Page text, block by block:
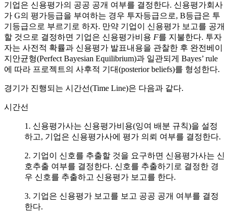
기업은 신용평가의 공공 공개 여부를 결정한다. 신용평가회사
가 G의 평가등급을 부여하는 경우 투자등급으로, B등급은 투
기등급으로 부르기로 하자. 만약 기업이 신용평가 보고를 공개
할 것으로 결정하면 기업은 신용평가비용 F를 지불한다. 투자
자는 사전적 확률과 신용평가 발표내용을 관찰한 후 완전베이
지안균형(Perfect Bayesian Equilibrium)과 일관되게 Bayes’ rule
에 따라 프로젝트의 사후적 기대(posterior beliefs)를 형성한다.
경기가 진행되는 시간선(Time Line)은 다음과 같다.
시간선
1. 신용평가사는 신용평가비용(잉여 배분 규칙)을 설정
하고, 기업은 신용평가사에 평가 의뢰 여부를 결정한다.
2. 기업이 신호를 추출할 것을 요구하면 신용평가사는 신
호추출 여부를 결정한다. 신호를 추출하기로 결정한 경
우 신호를 추출하고 신용평가 보고를 한다.
3. 기업은 신용평가 보고를 보고 공공 공개 여부를 결정
한다.